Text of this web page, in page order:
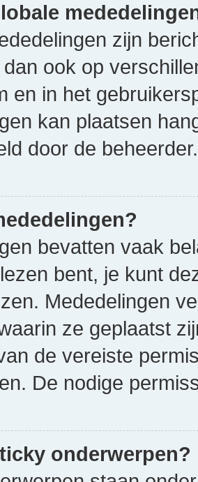
zijn
ook op
en in het
kan plaatsen
door de beheerder.
bevatten vaak
bent, je kunt
Mededelingen
ze geplaatst
de vereiste
De nodige
onderwerpen?